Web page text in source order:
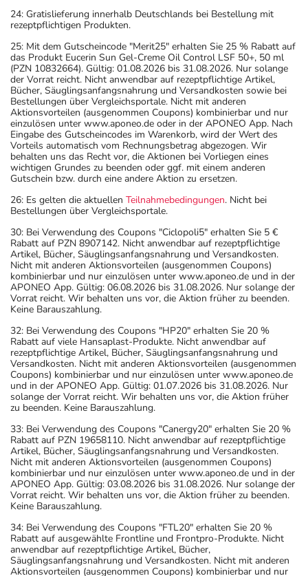
24: Gratislieferung innerhalb Deutschlands bei Bestellung mit
rezeptpflichtigen Produkten.
25: Mit dem Gutscheincode "Merit25" erhalten Sie 25 % Rabatt auf
das Produkt Eucerin Sun Gel-Creme Oil Control LSF 50+, 50 ml
(PZN 10832664). Gültig: 01.08.2026 bis 31.08.2026. Nur solange
der Vorrat reicht. Nicht anwendbar auf rezeptpflichtige Artikel,
Bücher, Säuglingsanfangsnahrung und Versandkosten sowie bei
Bestellungen über Vergleichsportale. Nicht mit anderen
Aktionsvorteilen (ausgenommen Coupons) kombinierbar und nur
einzulösen unter www.aponeo.de oder in der APONEO App. Nach
Eingabe des Gutscheincodes im Warenkorb, wird der Wert des
Vorteils automatisch vom Rechnungsbetrag abgezogen. Wir
behalten uns das Recht vor, die Aktionen bei Vorliegen eines
wichtigen Grundes zu beenden oder ggf. mit einem anderen
Gutschein bzw. durch eine andere Aktion zu ersetzen.
26: Es gelten die aktuellen Teilnahmebedingungen. Nicht bei
Bestellungen über Vergleichsportale.
30: Bei Verwendung des Coupons "Ciclopoli5" erhalten Sie 5 €
Rabatt auf PZN 8907142. Nicht anwendbar auf rezeptpflichtige
Artikel, Bücher, Säuglingsanfangsnahrung und Versandkosten.
Nicht mit anderen Aktionsvorteilen (ausgenommen Coupons)
kombinierbar und nur einzulösen unter www.aponeo.de und in der
APONEO App. Gültig: 06.08.2026 bis 31.08.2026. Nur solange der
Vorrat reicht. Wir behalten uns vor, die Aktion früher zu beenden.
Keine Barauszahlung.
32: Bei Verwendung des Coupons "HP20" erhalten Sie 20 %
Rabatt auf viele Hansaplast-Produkte. Nicht anwendbar auf
rezeptpflichtige Artikel, Bücher, Säuglingsanfangsnahrung und
Versandkosten. Nicht mit anderen Aktionsvorteilen (ausgenommen
Coupons) kombinierbar und nur einzulösen unter www.aponeo.de
und in der APONEO App. Gültig: 01.07.2026 bis 31.08.2026. Nur
solange der Vorrat reicht. Wir behalten uns vor, die Aktion früher
zu beenden. Keine Barauszahlung.
33: Bei Verwendung des Coupons "Canergy20" erhalten Sie 20 %
Rabatt auf PZN 19658110. Nicht anwendbar auf rezeptpflichtige
Artikel, Bücher, Säuglingsanfangsnahrung und Versandkosten.
Nicht mit anderen Aktionsvorteilen (ausgenommen Coupons)
kombinierbar und nur einzulösen unter www.aponeo.de und in der
APONEO App. Gültig: 03.08.2026 bis 31.08.2026. Nur solange der
Vorrat reicht. Wir behalten uns vor, die Aktion früher zu beenden.
Keine Barauszahlung.
34: Bei Verwendung des Coupons "FTL20" erhalten Sie 20 %
Rabatt auf ausgewählte Frontline und Frontpro-Produkte. Nicht
anwendbar auf rezeptpflichtige Artikel, Bücher,
Säuglingsanfangsnahrung und Versandkosten. Nicht mit anderen
Aktionsvorteilen (ausgenommen Coupons) kombinierbar und nur